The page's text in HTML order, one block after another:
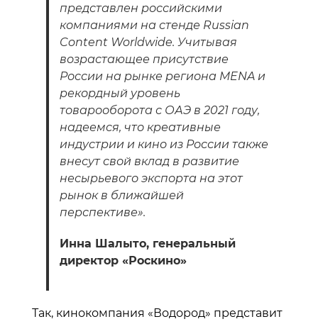
представлен российскими
компаниями на стенде Russian
Content Worldwide. Учитывая
возрастающее присутствие
России на рынке региона MENA и
рекордный уровень
товарооборота с ОАЭ в 2021 году,
надеемся, что креативные
индустрии и кино из России также
внесут свой вклад в развитие
несырьевого экспорта на этот
рынок в ближайшей
перспективе».
Инна Шалыто, генеральный
директор «Роскино»
Так, кинокомпания «Водород» представит